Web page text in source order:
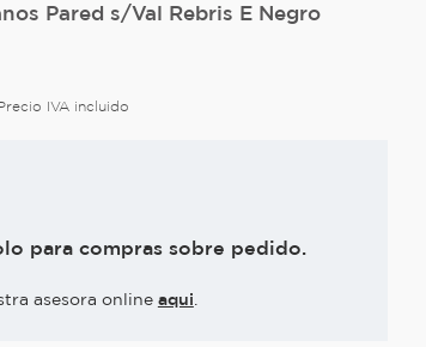
Pared s/Val Rebris E Negro
IVA incluido
para compras sobre pedido.
asesora online aqui